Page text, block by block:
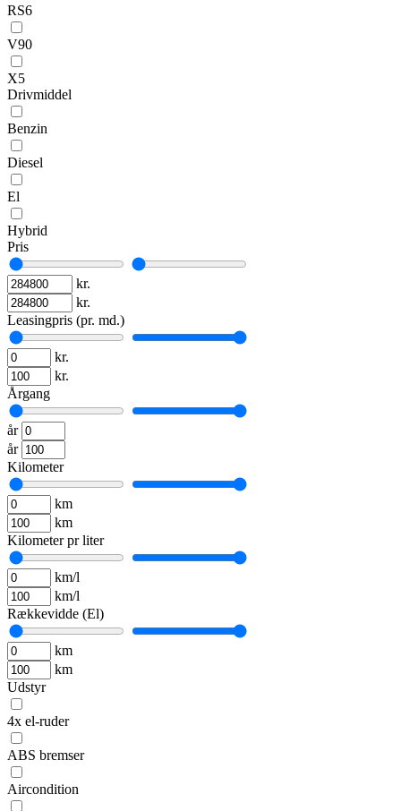
RS6
V90
X5
Drivmiddel
Benzin
Diesel
El
Hybrid
Pris
kr.
kr.
Leasingpris (pr. md.)
kr.
kr.
Årgang
år
år
Kilometer
km
km
Kilometer pr liter
km/l
km/l
Rækkevidde (El)
km
km
Udstyr
4x el-ruder
ABS bremser
Aircondition